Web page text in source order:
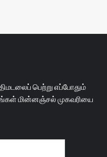
பெற்று எப்போதும்
மின்னஞ்சல் முகவரியை